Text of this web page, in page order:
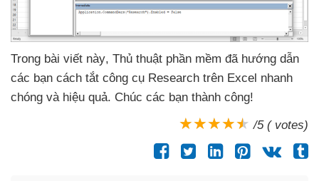
Trong bài viết này, Thủ thuật phần mềm đã hướng dẫn
các bạn cách tắt công cụ Research trên Excel nhanh
chóng và hiệu quả. Chúc các bạn thành công!
/5 ( votes)